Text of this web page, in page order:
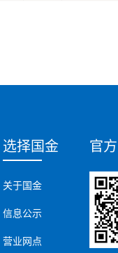
选择国金
关于国金
信息公示
营业网点
官